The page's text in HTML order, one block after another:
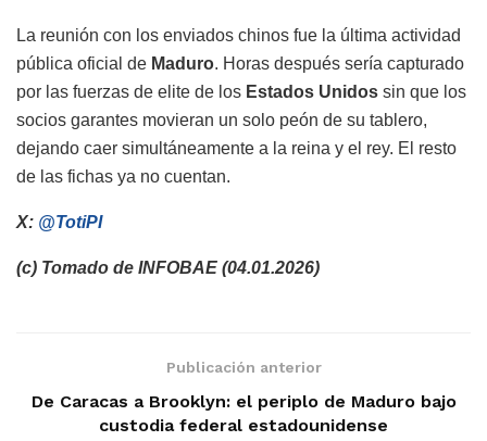
La reunión con los enviados chinos fue la última actividad
pública oficial de Maduro. Horas después sería capturado
por las fuerzas de elite de los Estados Unidos sin que los
socios garantes movieran un solo peón de su tablero,
dejando caer simultáneamente a la reina y el rey. El resto
de las fichas ya no cuentan.
X: @TotiPI
(c) Tomado de INFOBAE (04.01.2026)
Publicación anterior
De Caracas a Brooklyn: el periplo de Maduro bajo
custodia federal estadounidense